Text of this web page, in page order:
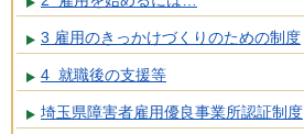
3 雇用のきっかけづくりのための制度
4 就職後の支援等
埼玉県障害者雇用優良事業所認証制度